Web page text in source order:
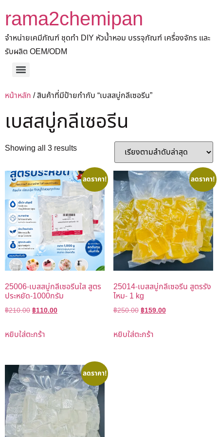
rama2chemipan
จำหน่ายเคมีภัณฑ์ ชุดทำ DIY หัวน้ำหอม บรรจุภัณฑ์ เครื่องจักร และ
รับผลิต OEM/ODM
หน้าหลัก / สินค้าที่มีป้ายกำกับ “เบสสบู่กลีเซอรีน”
เบสสบู่กลีเซอรีน
Showing all 3 results
ลดราคา!
25006-เบสสบู่กลีเซอรีนใส สูตร
ประหยัด-1000กรัม
฿210.00฿110.00
หยิบใส่ตะกร้า
ลดราคา!
25014-เบสสบู่กลีเซอรีน สูตรรัง
ไหม- 1 kg
฿250.00฿159.00
หยิบใส่ตะกร้า
ลดราคา!